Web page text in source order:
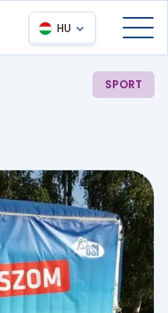
HU
SPORT